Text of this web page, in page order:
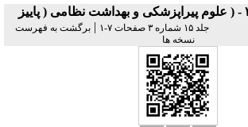
دوره ۱۵، شماره ۳ - ( علوم پیراپزشکی و بهداشت نظامی ( پاییز
جلد ۱۵ شماره ۳ صفحات ۷-۱ | برگشت به فهرست
نسخه ها